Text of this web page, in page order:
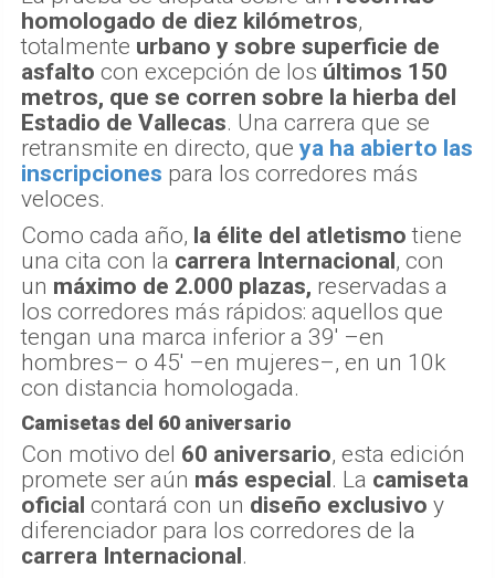
homologado de diez kilómetros,
totalmente urbano y sobre superficie de
asfalto con excepción de los últimos 150
metros, que se corren sobre la hierba del
Estadio de Vallecas. Una carrera que se
retransmite en directo, que ya ha abierto las
inscripciones para los corredores más
veloces.
Como cada año, la élite del atletismo tiene
una cita con la carrera Internacional, con
un máximo de 2.000 plazas, reservadas a
los corredores más rápidos: aquellos que
tengan una marca inferior a 39' –en
hombres– o 45' –en mujeres–, en un 10k
con distancia homologada.
Camisetas del 60 aniversario
Con motivo del 60 aniversario, esta edición
promete ser aún más especial. La camiseta
oficial contará con un diseño exclusivo y
diferenciador para los corredores de la
carrera Internacional.